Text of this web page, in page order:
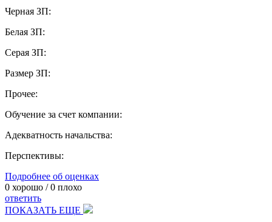
Черная ЗП:
Белая ЗП:
Серая ЗП:
Размер ЗП:
Прочее:
Обучение за счет компании:
Адекватность начальства:
Перспективы:
Подробнее об оценках
0 хорошо /0 плохо
ответить
ПОКАЗАТЬ ЕЩЕ